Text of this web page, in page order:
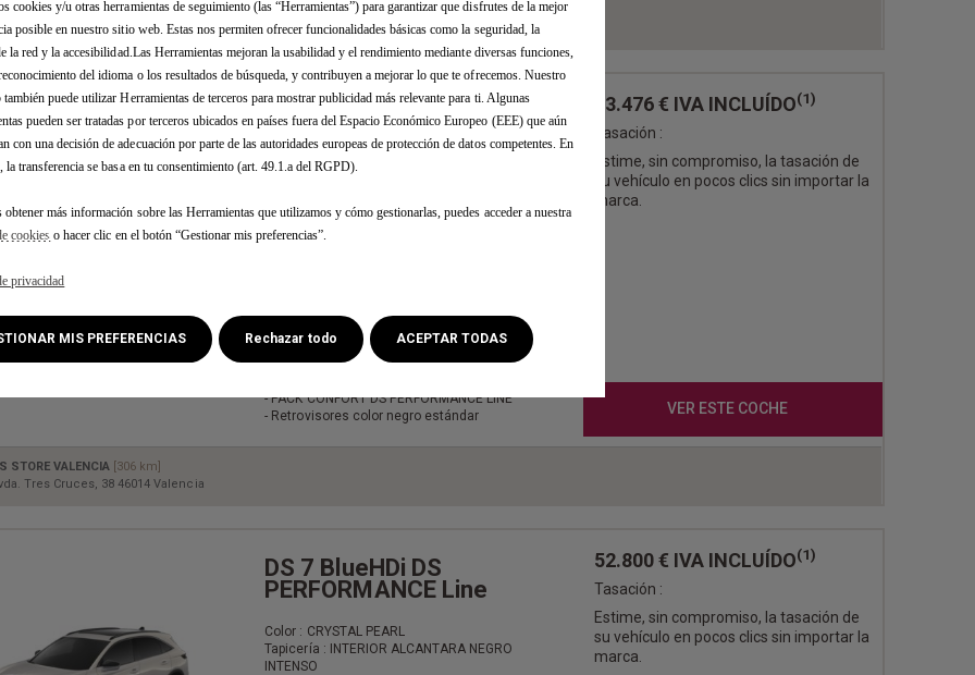
STORE VALENCIA [306 km]
Tres Cruces, 38 46014 Valencia
DS 7 BlueHDi DS
PERFORMANCE Line
Color : GRIS TITANIO
INTENSO
Combustible : Diésel
3 Opcion(es) :
- TECHO PANORÁMICO practicable (con
ocultador motorizado y alumbrado interior de
- PACK CONFORT DS PERFORMANCE LINE
- Retrovisores color negro estándar
53.476 € IVA INCLUÍDO(1)
Tasación :
Estime, sin compromiso, la tasación de
su vehículo en pocos clics sin importar la
marca.
VER ESTE COCHE
STORE VALENCIA [306 km]
Tres Cruces, 38 46014 Valencia
DS 7 BlueHDi DS
PERFORMANCE Line
Color : CRYSTAL PEARL
Tapicería : INTERIOR ALCANTARA NEGRO
INTENSO
52.800 € IVA INCLUÍDO(1)
Tasación :
Estime, sin compromiso, la tasación de
su vehículo en pocos clics sin importar la
marca.
cookies y/u otras herramientas de seguimiento (las “Herramientas”) para garantizar que disfrutes de la mejor
posible en nuestro sitio web. Estas nos permiten ofrecer funcionalidades básicas como la seguridad, la
la red y la accesibilidad.Las Herramientas mejoran la usabilidad y el rendimiento mediante diversas funciones,
del idioma o los resultados de búsqueda, y contribuyen a mejorar lo que te ofrecemos. Nuestro
puede utilizar Herramientas de terceros para mostrar publicidad más relevante para ti. Algunas
pueden ser tratadas por terceros ubicados en países fuera del Espacio Económico Europeo (EEE) que aún
con una decisión de adecuación por parte de las autoridades europeas de protección de datos competentes. En
la transferencia se basa en tu consentimiento (art. 49.1.a del RGPD).
obtener más información sobre las Herramientas que utilizamos y cómo gestionarlas, puedes acceder a nuestra
cookies o hacer clic en el botón “Gestionar mis preferencias”.
privacidad
MIS PREFERENCIAS ACEPTAR TODAS
Rechazar todo